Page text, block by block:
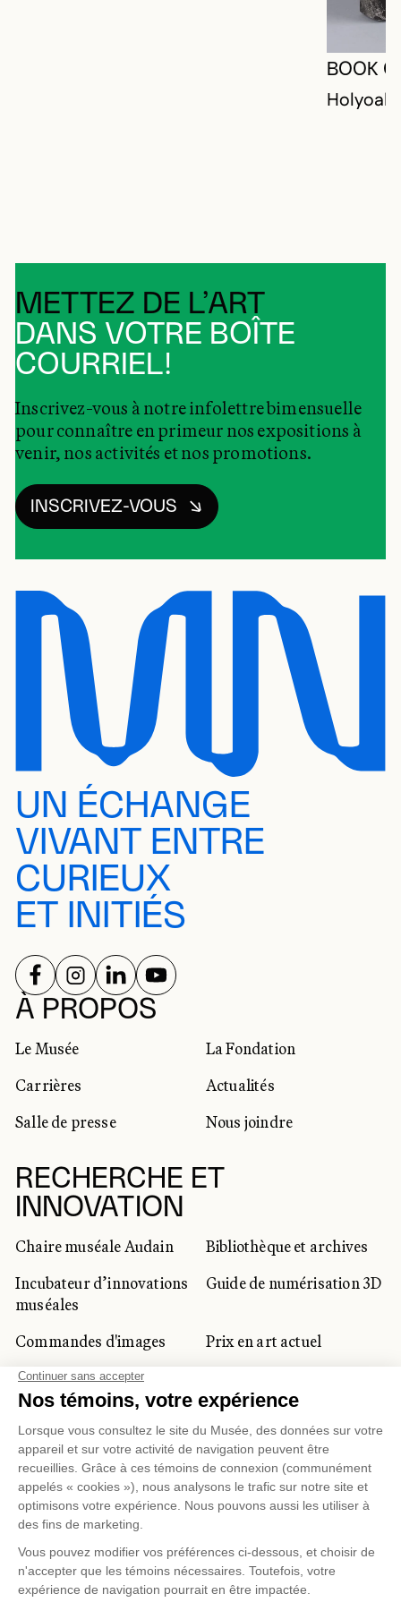
BOOK
METTEZ DE L’ART
DANS VOTRE BOÎTE
COURRIEL!
Inscrivez-vous à notre infolettre bimensuelle
pour connaître en primeur nos expositions à
venir, nos activités et nos promotions.
INSCRIVEZ-VOUS
UN ÉCHANGE
VIVANT ENTRE
CURIEUX
ET INITIÉS
À PROPOS
Le Musée
La Fondation
Carrières
Actualités
Salle de presse
Nous joindre
RECHERCHE ET
INNOVATION
Chaire muséale Audain
Bibliothèque et archives
Incubateur d’innovations
muséales
Guide de numérisation 3D
Commandes d'images
Prix en art actuel
Prix Lynne-Cohen
CLIENTÈLE CORPORATIVE
ET PRIVÉE
Location d'espaces
Activités corporatives
professionnels du
tourisme
RÉSEAUX SOCIAUX
SUIVEZ-NOUS SUR
SUIVEZ-NOUS SUR
SUIVEZ-NOUS SUR
SUIVEZ-NOUS SUR